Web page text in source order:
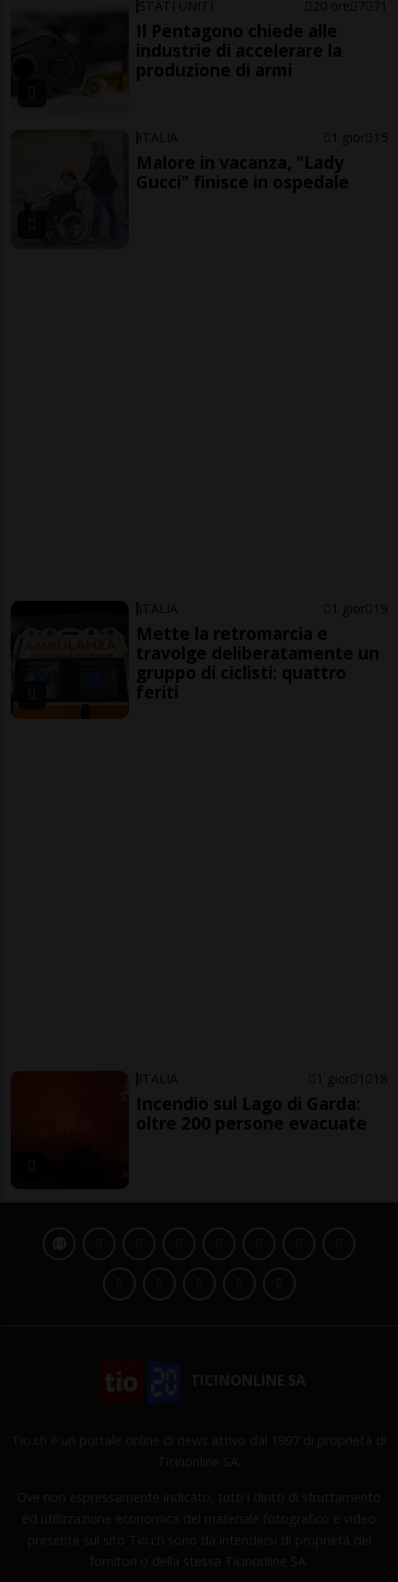
STATI UNITI 20 ore 7 71
Il Pentagono chiede alle
industrie di accelerare la
produzione di armi
ITALIA 1 gior 15
Malore in vacanza, "Lady
Gucci" finisce in ospedale
ITALIA 1 gior 19
Mette la retromarcia e
travolge deliberatamente un
gruppo di ciclisti: quattro
feriti
ITALIA 1 gior 1 18
Incendio sul Lago di Garda:
oltre 200 persone evacuate